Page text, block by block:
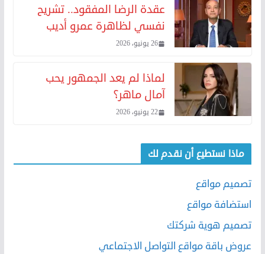
عقدة الرضا المفقود.. تشريح
نفسي لظاهرة عمرو أديب
26 يونيو، 2026
لماذا لم يعد الجمهور يحب
آمال ماهر؟
22 يونيو، 2026
ماذا نستطيع أن نقدم لك
تصميم مواقع
استضافة مواقع
تصميم هوية شركتك
عروض باقة مواقع التواصل الاجتماعي